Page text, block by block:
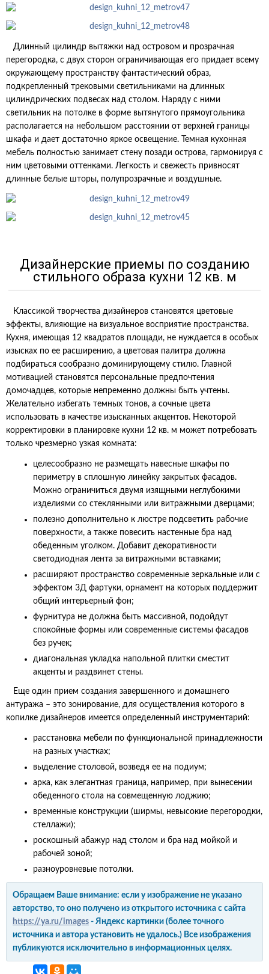
Длинный цилиндр вытяжки над островом и прозрачная
перегородка, с двух сторон ограничивающая его придает всему
окружающему пространству фантастический образ,
подкрепленный трековыми светильниками на длинных
цилиндрических подвесах над столом. Наряду с ними
светильник на потолке в форме вытянутого прямоугольника
располагается на небольшом расстоянии от верхней границы
шкафа и дает достаточно яркое освещение. Темная кухонная
мебель полностью занимает стену позади острова, гармонируя с
ним цветовыми оттенками. Легкость и свежесть привносят
длинные белые шторы, полупрозрачные и воздушные.
Дизайнерские приемы по созданию
стильного образа кухни 12 кв. м
Классикой творчества дизайнеров становятся цветовые
эффекты, влияющие на визуальное восприятие пространства.
Кухня, имеющая 12 квадратов площади, не нуждается в особых
изысках по ее расширению, а цветовая палитра должна
подбираться сообразно доминирующему стилю. Главной
мотивацией становятся персональные предпочтения
домочадцев, которые непременно должны быть учтены.
Желательно избегать темных тонов, а сочные цвета
использовать в качестве изысканных акцентов. Некоторой
корректировки в планировке кухни 12 кв. м может потребовать
только чрезмерно узкая комната:
целесообразно не размещать навесные шкафы по
периметру в сплошную линейку закрытых фасадов.
Можно ограничиться двумя изящными неглубокими
изделиями со стеклянными или витражными дверцами;
полезно дополнительно к люстре подсветить рабочие
поверхности, а также повесить настенные бра над
обеденным уголком. Добавит декоративности
светодиодная лента за витражными вставками;
расширяют пространство современные зеркальные или с
эффектом 3Д фартуки, орнамент на которых поддержит
общий интерьерный фон;
фурнитура не должна быть массивной, подойдут
спокойные формы или современные системы фасадов
без ручек;
диагональная укладка напольной плитки сместит
акценты и раздвинет стены.
Еще один прием создания завершенного и домашнего
антуража – это зонирование, для осуществления которого в
копилке дизайнеров имеется определенный инструментарий:
расстановка мебели по функциональной принадлежности
на разных участках;
выделение столовой, возведя ее на подиум;
арка, как элегантная граница, например, при вынесении
обеденного стола на совмещенную лоджию;
временные конструкции (ширмы, невысокие перегородки,
стеллажи);
роскошный абажур над столом и бра над мойкой и
рабочей зоной;
разноуровневые потолки.
Обращаем Ваше внимание: если у изображение не указано
авторство, то оно получено из открытого источника с сайта
https://ya.ru/images - Яндекс картинки (более точного
источника и автора установить не удалось.) Все изображения
публикуются исключительно в информационных целях.